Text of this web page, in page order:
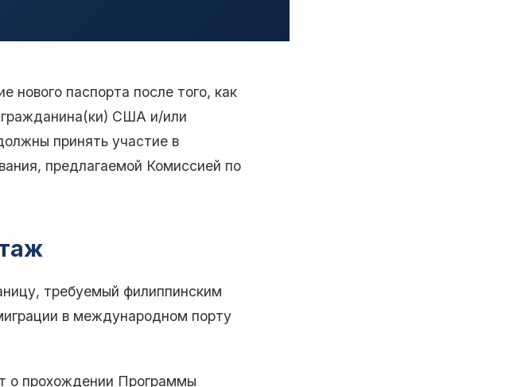
нового паспорта после того, как
США и/или
принять участие в
предлагаемой Комиссией по
требуемый филиппинским
в международном порту
о прохождении Программы